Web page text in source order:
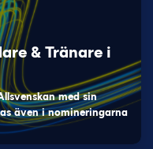
& Tränare i
med sin
även i nomineringarna